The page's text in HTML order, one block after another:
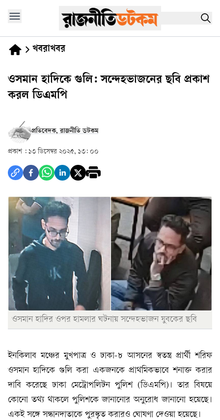
খবরাখবর
ওসমান হাদিকে গুলি: সন্দেহভাজনের ছবি প্রকাশ
করল ডিএমপি
প্রতিবেদক, রাজনীতি ডটকম
প্রকাশ : ১৩ ডিসেম্বর ২০২৫, ১৩: ০০
ওসমান হাদির ওপর হামলার ঘটনায় সন্দেহভাজন যুবকের ছবি
ইনকিলাব মঞ্চের মুখপাত্র ও ঢাকা-৮ আসনের স্বতন্ত্র প্রার্থী শরিফ
ওসমান হাদিকে গুলি করা একজনকে প্রাথমিকভাবে শনাক্ত করার
দাবি করেছে ঢাকা মেট্রোপলিটন পুলিশ (ডিএমপি)। তার বিষয়ে
কোনো তথ্য থাকলে পুলিশকে জানানোর অনুরোধ জানানো হয়েছে।
একই সঙ্গে সন্ধানদাতাকে পুরস্কৃত করারও ঘোষণা দেওয়া হয়েছে।